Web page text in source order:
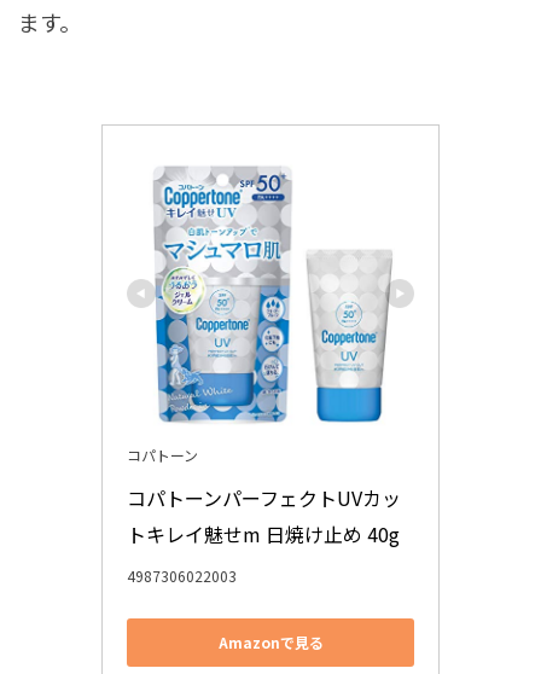
ます。
コパトーン
コパトーンパーフェクトUVカッ
トキレイ魅せm 日焼け止め 40g
4987306022003
Amazonで見る